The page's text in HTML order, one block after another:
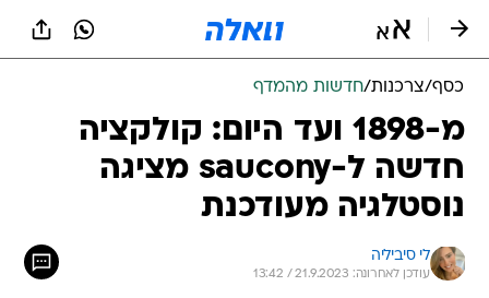
כסף/צרכנות/חדשות מהמדף
מ-1898 ועד היום: קולקציה
חדשה ל-saucony מציגה
נוסטלגיה מעודכנת
לי סיביליה
עודכן לאחרונה: 21.9.2023 / 13:42